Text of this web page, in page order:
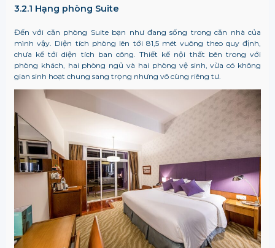
3.2.1 Hạng phòng Suite
Đến với căn phòng Suite bạn như đang sống trong căn nhà của
mình vậy. Diện tích phòng lên tới 81,5 mét vuông theo quy định,
chưa kể tới diện tích ban công. Thiết kế nội thất bên trong với
phòng khách, hai phòng ngủ và hai phòng vệ sinh, vừa có không
gian sinh hoạt chung sang trọng nhưng vô cùng riêng tư.